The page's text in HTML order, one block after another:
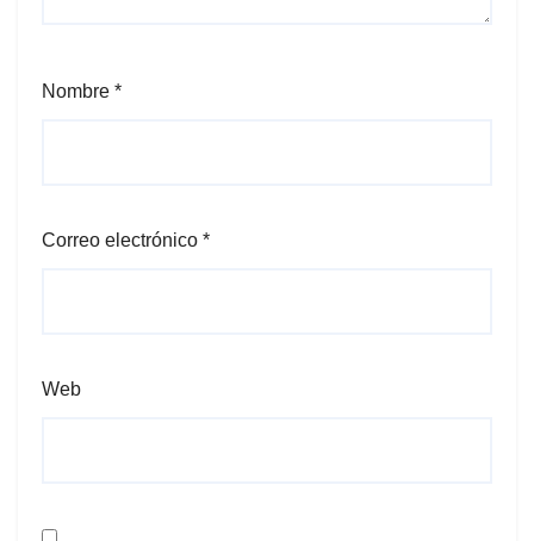
Nombre *
Correo electrónico *
Web